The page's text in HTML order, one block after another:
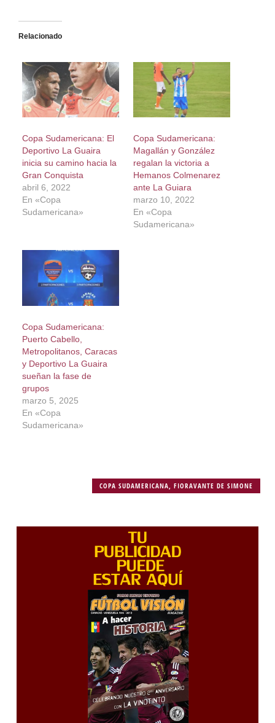
Relacionado
Copa Sudamericana: El
Deportivo La Guaira
inicia su camino hacia la
Gran Conquista
abril 6, 2022
En «Copa
Sudamericana»
Copa Sudamericana:
Magallán y González
regalan la victoria a
Hemanos Colmenarez
ante La Guiara
marzo 10, 2022
En «Copa
Sudamericana»
Copa Sudamericana:
Puerto Cabello,
Metropolitanos, Caracas
y Deportivo La Guaira
sueñan la fase de
grupos
marzo 5, 2025
En «Copa
Sudamericana»
COPA SUDAMERICANA ,FIORAVANTE DE SIMONE